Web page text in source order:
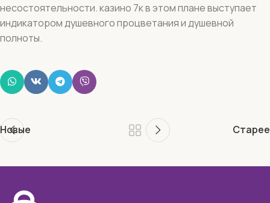
несостоятельности. казино 7к в этом плане выступает
индикатором душевного процветания и душевной
полноты.
Новые Старее